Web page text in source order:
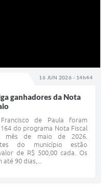
16 JUN 2026 - 14h44
ganhadores da Nota
de Paula foram
do programa Nota Fiscal
mês de maio de 2026.
do município estão
de R$ 500,00 cada. Os
90 dias,...